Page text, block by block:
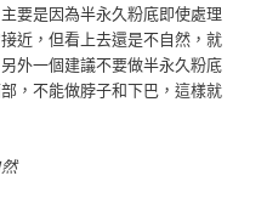
要是因為半永久粉底即使處理
近，但看上去還是不自然，就
另外一個建議不要做半永久粉底
，不能做脖子和下巴，這樣就